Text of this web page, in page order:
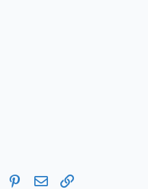
X (Twitter)PinterestE-Mail